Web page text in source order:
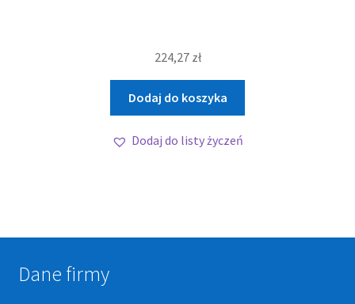
224,27 zł
Dodaj do koszyka
Dodaj do listy życzeń
Dane firmy